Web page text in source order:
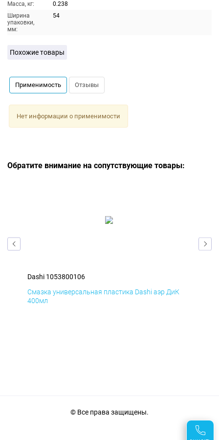
Масса, кг:
0.238
Ширина
упаковки,
мм:
54
Похожие товары
Применимость Отзывы
Нет информации о применимости
Обратите внимание на сопутствующие товары:
Dashi 1053800106
Смазка универсальная пластика Dashi аэр ДиК
400мл
© Все права защищены.